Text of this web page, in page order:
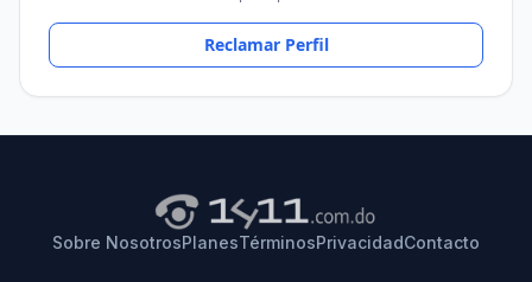
Reclamar Perfil
Sobre NosotrosPlanesTérminosPrivacidadContacto